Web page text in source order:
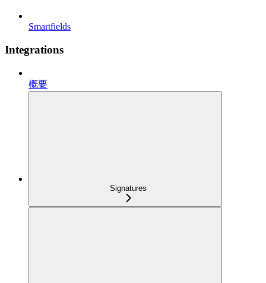
Smartfields
Integrations
概要
Signatures